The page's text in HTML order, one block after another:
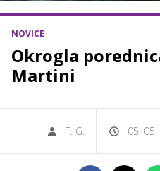
NOVICE
Okrogla
Martini
T. G. 05.